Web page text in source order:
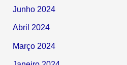
Junho 2024
Abril 2024
Março 2024